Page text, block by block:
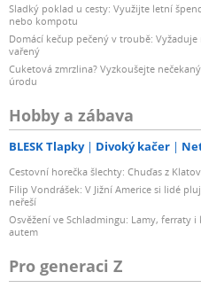
Sladký poklad u cesty: Využijte letní
nebo kompotu
Domácí kečup pečený v troubě:
vařený
Cuketová zmrzlina? Vyzkoušejte
úrodu
Hobby a zábava
BLESK Tlapky Divoký kačer
Cestovní horečka šlechty: Chuďas z
Filip Vondrášek: V Jižní Americe si lidé
neřeší
Osvěžení ve Schladmingu: Lamy, ferraty
autem
Pro generaci Z